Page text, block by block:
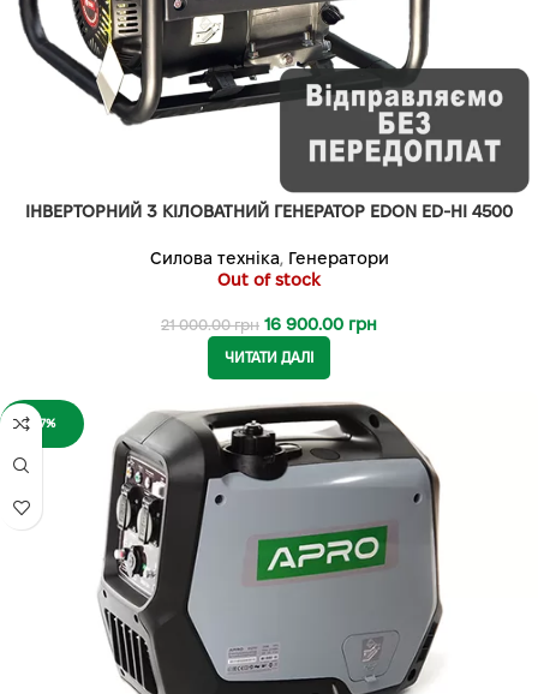
ІНВЕРТОРНИЙ 3 КІЛОВАТНИЙ ГЕНЕРАТОР EDON ED-HI 4500
Силова техніка, Генератори
Out of stock
21 000.00грн 16 900.00 грн
ЧИТАТИ ДАЛІ
-17%